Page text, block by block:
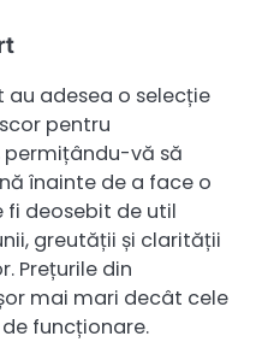
au adesea o selecție
pentru
vă să
înainte de a face o
fi deosebit de util
greutății și clarității
Prețurile din
mai mari decât cele
funcționare.